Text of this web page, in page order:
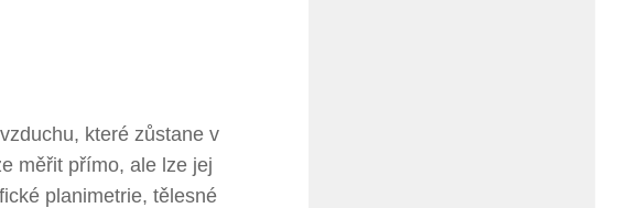
které zůstane v
měřit přímo, ale lze jej
planimetrie, tělesné